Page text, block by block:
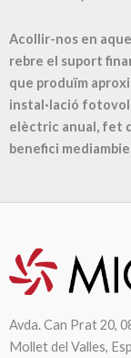
Acollir-nos en
rebre el suport
que produïm
instal·lació
elèctric anual, fet
benefici
Avda. Can Prat 20,
Mollet del Valles,